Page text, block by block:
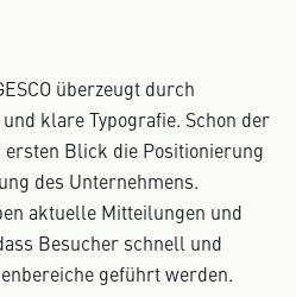
überzeugt durch
klare Typografie. Schon der
Blick die Positionierung
des Unternehmens.
aktuelle Mitteilungen und
Besucher schnell und
geführt werden.